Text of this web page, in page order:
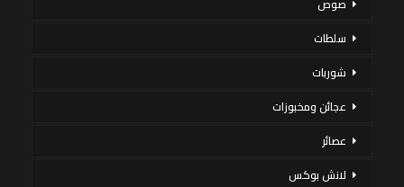
سلطات
شوربات
عجائن ومخبوزات
عصائر
لانش بوكس